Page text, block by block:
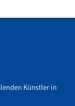
Künstler in